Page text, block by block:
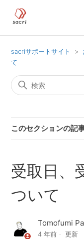
sacriサポートサイト
て
このセクションの記
受取日、
ついて
Tomofumi
4 年前 更新